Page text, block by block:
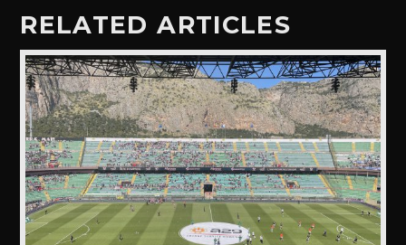
RELATED ARTICLES